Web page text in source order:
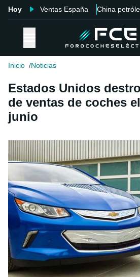
Hoy Ventas España China
Inicio Noticias
Estados Unidos
de ventas de coches
junio